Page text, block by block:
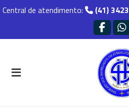
Central de atendimento: (41)